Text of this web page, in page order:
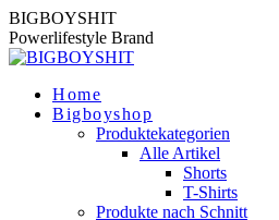
Zum
Inhalt
springen
BIGBOYSHIT
Powerlifestyle Brand
Home
Bigboyshop
Produktekategorien
Alle Artikel
Shorts
T-Shirts
Produkte nach Schnitt